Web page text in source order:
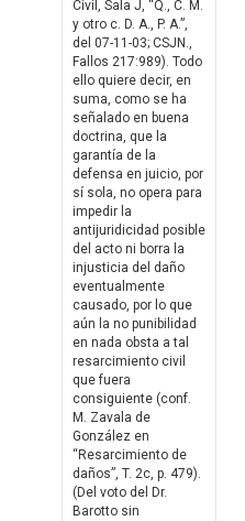
Civil, Sala J, “Q., C. M.
y otro c. D. A., P. A.”,
del 07-11-03; CSJN.,
Fallos 217:989). Todo
ello quiere decir, en
suma, como se ha
señalado en buena
doctrina, que la
garantía de la
defensa en juicio, por
sí sola, no opera para
impedir la
antijuridicidad posible
del acto ni borra la
injusticia del daño
eventualmente
causado, por lo que
aún la no punibilidad
en nada obsta a tal
resarcimiento civil
que fuera
consiguiente (conf.
M. Zavala de
González en
“Resarcimiento de
daños”, T. 2c, p. 479).
(Del voto del Dr.
Barotto sin